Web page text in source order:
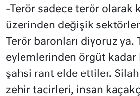
-Terör sadece terör olarak
üzerinden değişik sektörler
Terör baronları diyoruz ya.
eylemlerinden örgüt kadar
şahsi rant elde ettiler.
zehir tacirleri, insan